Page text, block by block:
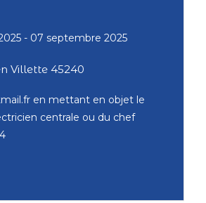
- 07 septembre 2025
Villette 45240
en mettant en objet le
centrale ou du chef